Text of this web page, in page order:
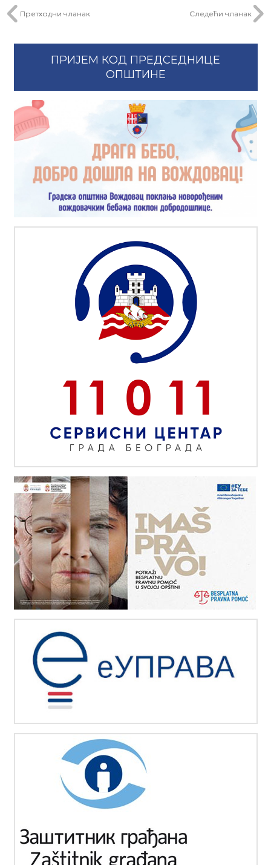
Претходни чланак Следећи чланак
ПРИЈЕМ КОД ПРЕДСЕДНИЦЕ
ОПШТИНЕ